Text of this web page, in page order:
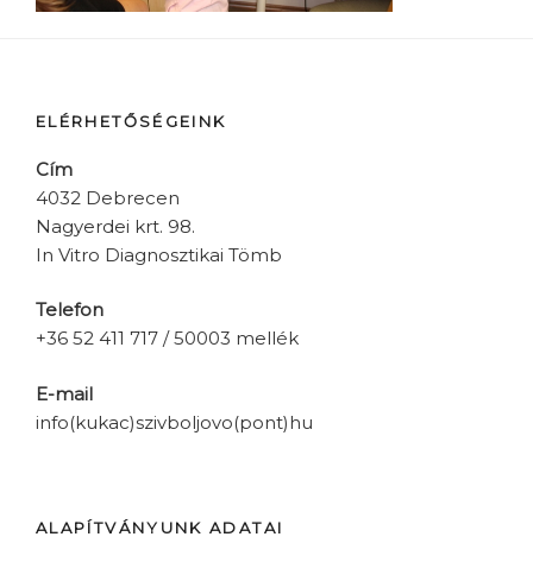
ELÉRHETŐSÉGEINK
Cím
4032 Debrecen
Nagyerdei krt. 98.
In Vitro Diagnosztikai Tömb
Telefon
+36 52 411 717 / 50003 mellék
E-mail
info(kukac)szivboljovo(pont)hu
ALAPÍTVÁNYUNK ADATAI